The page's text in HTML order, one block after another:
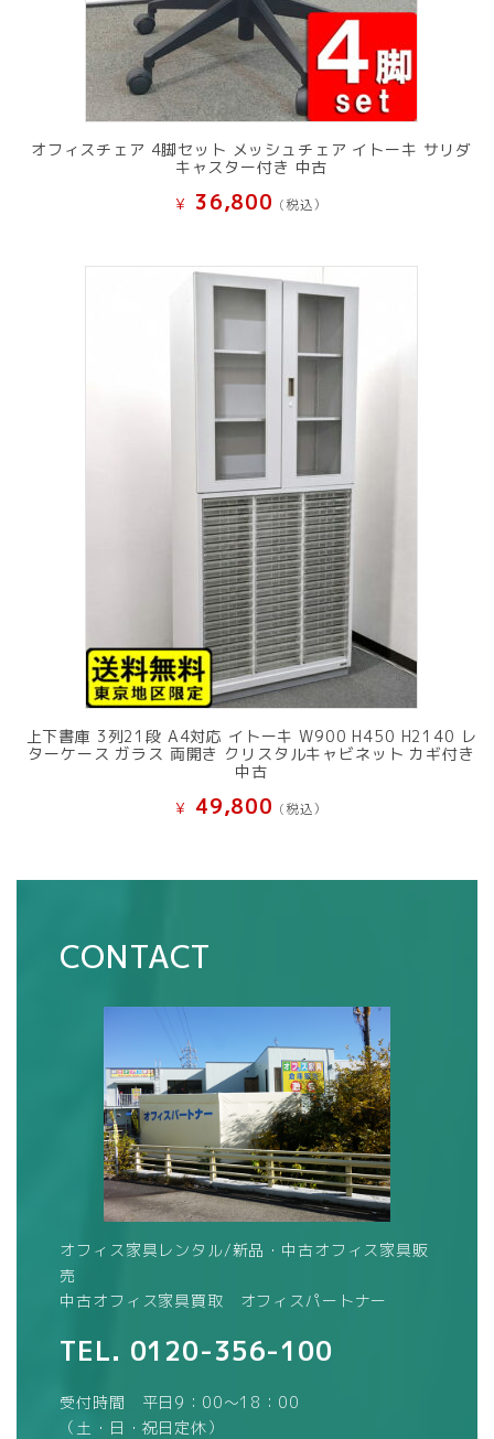
オフィスチェア 4脚セット メッシュチェア イトーキ サリダ
キャスター付き 中古
¥ 36,800 (税込）
上下書庫 3列21段 A4対応 イトーキ W900 H450 H2140 レ
ターケース ガラス 両開き クリスタルキャビネット カギ付き
中古
¥ 49,800 (税込）
CONTACT
オフィス家具レンタル/新品・中古オフィス家具販
売
中古オフィス家具買取 オフィスパートナー
TEL. 0120-356-100
受付時間 平日9：00～18：00
（土・日・祝日定休）